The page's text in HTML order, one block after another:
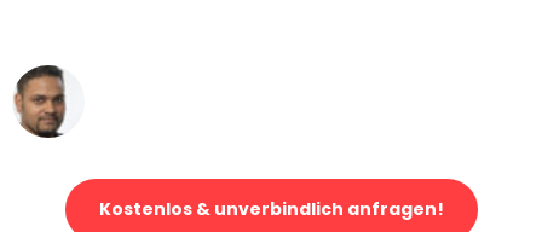
Kostenlos & unverbindlich anfragen!